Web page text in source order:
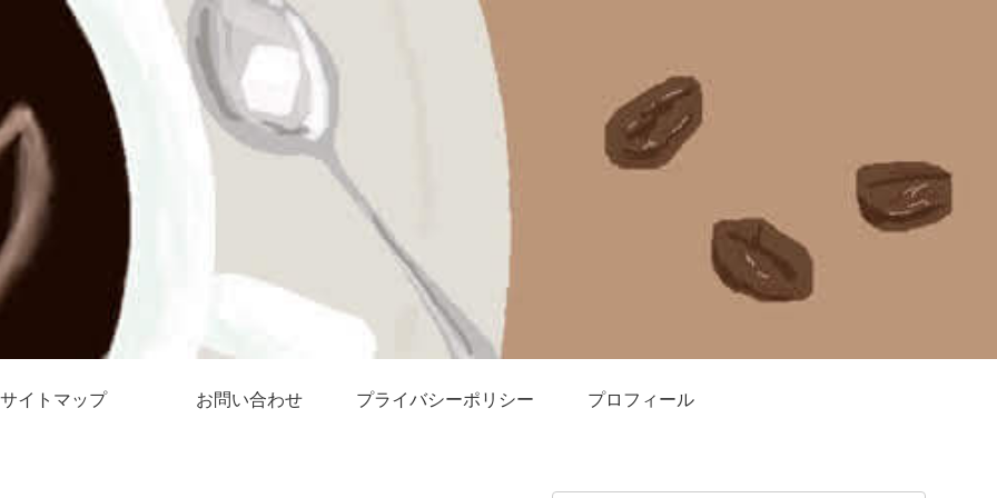
サイトマップ お問い合わせ プライバシーポリシー プロフィール